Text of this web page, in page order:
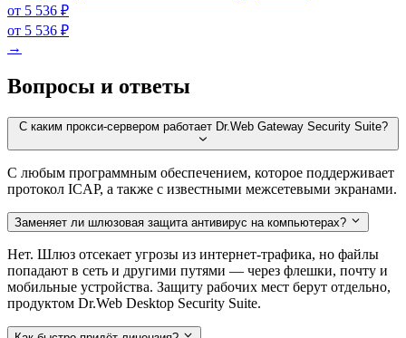
от 5 536 ₽
от 5 536 ₽
→
Вопросы и ответы
С каким прокси-сервером работает Dr.Web Gateway Security Suite?
С любым программным обеспечением, которое поддерживает
протокол ICAP, а также с известными межсетевыми экранами.
Заменяет ли шлюзовая защита антивирус на компьютерах?
Нет. Шлюз отсекает угрозы из интернет-трафика, но файлы
попадают в сеть и другими путями — через флешки, почту и
мобильные устройства. Защиту рабочих мест берут отдельно,
продуктом Dr.Web Desktop Security Suite.